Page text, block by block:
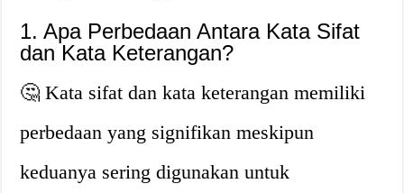
1. Apa Perbedaan Antara Kata Sifat
dan Kata Keterangan?
🤔 Kata sifat dan kata keterangan memiliki
perbedaan yang signifikan meskipun
keduanya sering digunakan untuk